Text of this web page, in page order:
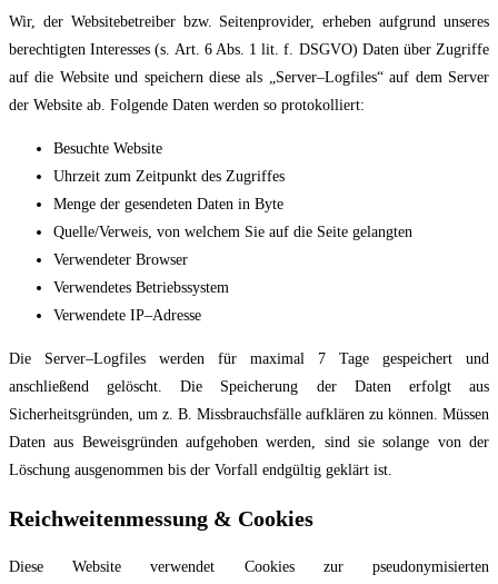
Wir, der Websitebetreiber bzw. Seitenprovider, erheben aufgrund unseres
berechtigtenInteresses (s. Art. 6 Abs. 1 lit. f. DSGVO) Daten über Zugriffe
auf die Website und speichern diese als „Server–Logfiles“ auf dem Server
der Website ab. Folgende Daten werden so protokolliert:
Besuchte Website
Uhrzeit zum Zeitpunkt des Zugriffes
Menge der gesendeten Daten in Byte
Quelle/Verweis, von welchem Sie auf die Seite gelangten
Verwendeter Browser
Verwendetes Betriebssystem
Verwendete IP–Adresse
Die Server–Logfiles werden für maximal 7 Tage gespeichert und
anschließend gelöscht. Die Speicherung der Daten erfolgt aus
Sicherheitsgründen, um z. B. Missbrauchsfälle aufklären zu können. Müssen
Daten aus Beweisgründen aufgehoben werden, sind sie solange von der
Löschung ausgenommen bis der Vorfall endgültig geklärt ist.
Reichweitenmessung & Cookies
Diese Website verwendet Cookies zur pseudonymisierten